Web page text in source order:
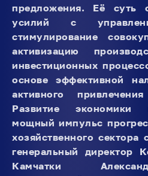
предложения. Её суть
усилий с
стимулирование
активизацию
инвестиционных
основе эффективной
активного
Развитие экономики
мощный импульс
хозяйственного сектора
генеральный директор
Камчатки